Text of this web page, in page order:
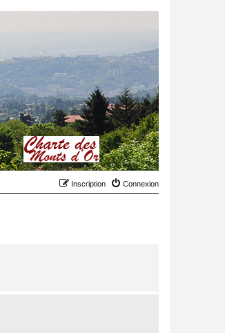
Connexion
Inscription